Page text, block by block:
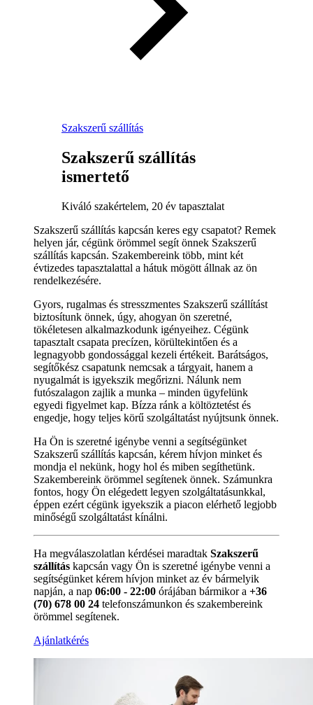
Szakszerű szállítás
Szakszerű szállítás
ismertető
Kiváló szakértelem, 20 év tapasztalat
Szakszerű szállítás kapcsán keres egy csapatot? Remek
helyen jár, cégünk örömmel segít önnek Szakszerű
szállítás kapcsán. Szakembereink több, mint két
évtizedes tapasztalattal a hátuk mögött állnak az ön
rendelkezésére.
Gyors, rugalmas és stresszmentes Szakszerű szállítást
biztosítunk önnek, úgy, ahogyan ön szeretné,
tökéletesen alkalmazkodunk igényeihez. Cégünk
tapasztalt csapata precízen, körültekintően és a
legnagyobb gondossággal kezeli értékeit. Barátságos,
segítőkész csapatunk nemcsak a tárgyait, hanem a
nyugalmát is igyekszik megőrizni. Nálunk nem
futószalagon zajlik a munka – minden ügyfelünk
egyedi figyelmet kap. Bízza ránk a költöztetést és
engedje, hogy teljes körű szolgáltatást nyújtsunk önnek.
Ha Ön is szeretné igénybe venni a segítségünket
Szakszerű szállítás kapcsán, kérem hívjon minket és
mondja el nekünk, hogy hol és miben segíthetünk.
Szakembereink örömmel segítenek önnek. Számunkra
fontos, hogy Ön elégedett legyen szolgáltatásunkkal,
éppen ezért cégünk igyekszik a piacon elérhető legjobb
minőségű szolgáltatást kínálni.
Ha megválaszolatlan kérdései maradtak Szakszerű
szállítás kapcsán vagy Ön is szeretné igénybe venni a
segítségünket kérem hívjon minket az év bármelyik
napján, a nap 06:00 - 22:00 órájában bármikor a +36
(70) 678 00 24 telefonszámunkon és szakembereink
örömmel segítenek.
Ajánlatkérés